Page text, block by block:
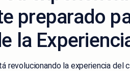
preparado
la
revolucionando la experiencia del